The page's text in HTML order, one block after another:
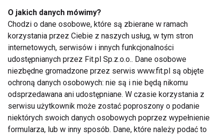
Wyrażam zgodę na otrzymywanie informacji
handlowej drogą elektroniczną na podany adres e-mail
przez FIT.PL. Więcej informacji znajdziesz w Polityce
Prywatności.
ZAPISZ SIĘ
O jakich danych mówimy?
Chodzi o dane osobowe, które są zbierane w ramach
korzystania przez Ciebie z naszych usług, w tym stron
internetowych, serwisów i innych funkcjonalności
udostępnianych przez Fit.pl Sp.z.o.o.. Dane osobowe
niezbędne gromadzone przez serwis www.fit.pl są objęte
ochroną danych osobowych: nie są i nie będą nikomu
odsprzedawana ani udostępniane. W czasie korzystania z
serwisu użytkownik może zostać poproszony o podanie
niektórych swoich danych osobowych poprzez wypełnienie
formularza, lub w inny sposób. Dane, które należy podać to